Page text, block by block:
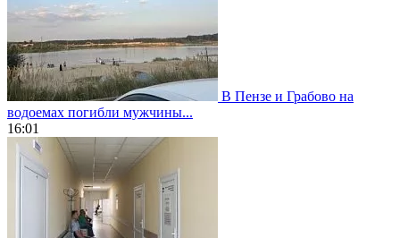
В Пензе и Грабово на
водоемах погибли мужчины...
16:01